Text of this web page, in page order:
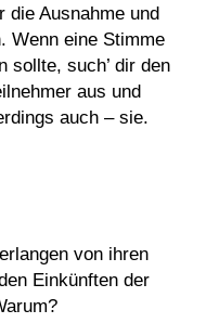
die Ausnahme und
Wenn eine Stimme
sollte, such’ dir den
aus und
auch – sie.
von ihren
Einkünften der